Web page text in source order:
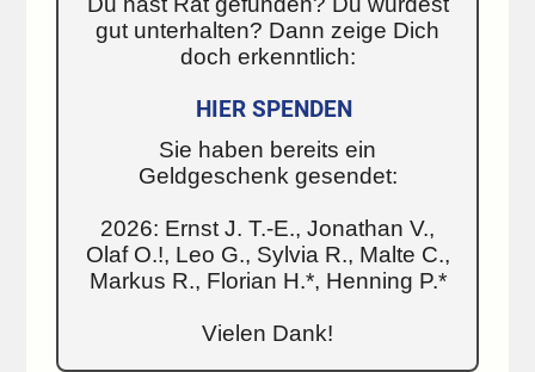
gut unterhalten? Dann zeige Dich
doch erkenntlich:
HIER SPENDEN
Sie haben bereits ein
Geldgeschenk gesendet:
2026: Ernst J. T.-E., Jonathan V.,
Olaf O.!, Leo G., Sylvia R., Malte C.,
Markus R., Florian H.*, Henning P.*
Vielen Dank!